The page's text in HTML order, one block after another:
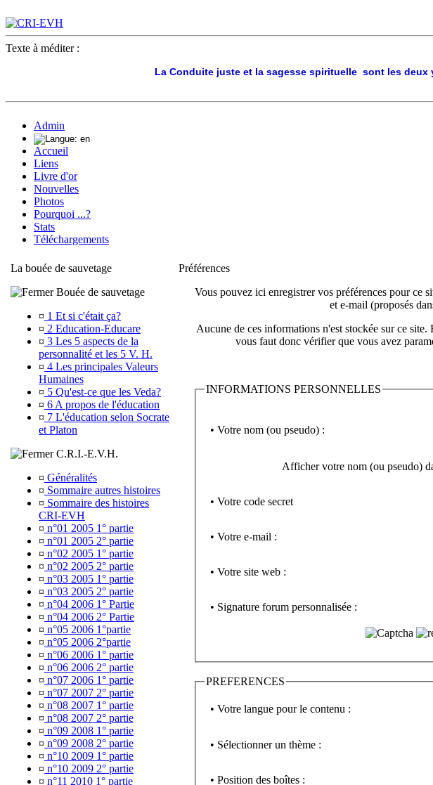
Texte à méditer :
La Conduite juste et la sagesse spirituelle sont les
Admin
Accueil
Liens
Livre d'or
Nouvelles
Photos
Pourquoi ...?
Stats
Téléchargements
La bouée de sauvetage
Bouée de sauvetage
¤ 1 Et si c'était ça?
¤ 2 Education-Educare
¤ 3 Les 5 aspects de la
personnalité et les 5 V. H.
¤ 4 Les principales Valeurs
Humaines
¤ 5 Qu'est-ce que les Veda?
¤ 6 A propos de l'éducation
¤ 7 L'éducation selon Socrate
et Platon
C.R.I.-E.V.H.
¤ Généralités
¤ Sommaire autres histoires
¤ Sommaire des histoires
CRI-EVH
¤ n°01 2005 1° partie
¤ n°01 2005 2° partie
¤ n°02 2005 1° partie
¤ n°02 2005 2° partie
¤ n°03 2005 1° partie
¤ n°03 2005 2° partie
¤ n°04 2006 1° Partie
¤ n°04 2006 2° Partie
¤ n°05 2006 1°partie
¤ n°05 2006 2°partie
¤ n°06 2006 1° partie
¤ n°06 2006 2° partie
¤ n°07 2006 1° partie
¤ n°07 2007 2° partie
¤ n°08 2007 1° partie
¤ n°08 2007 2° partie
¤ n°09 2008 1° partie
¤ n°09 2008 2° partie
¤ n°10 2009 1° partie
¤ n°10 2009 2° partie
¤ n°11 2010 1° partie
Préférences
Vous pouvez ici enregistrer vos préférences pour ce
et e-mail (proposés
Aucune de ces informations n'est stockée sur ce
vous faut donc vérifier que vous avez
INFORMATIONS PERSONNELLES
• Votre nom (ou pseudo) :
Afficher votre nom (ou pseudo)
• Votre code secret
• Votre e-mail :
• Votre site web :
• Signature forum personnalisée :
PREFERENCES
• Votre langue pour le contenu :
• Sélectionner un thème :
• Position des boîtes :